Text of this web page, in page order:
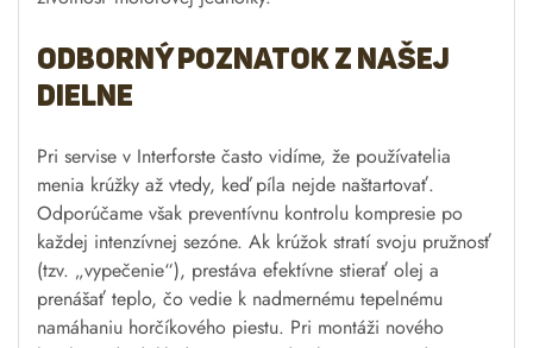
Odborný poznatok z našej
dielne
Pri servise v Interforste často vidíme, že používatelia
menia krúžky až vtedy, keď píla nejde naštartovať.
Odporúčame však preventívnu kontrolu kompresie po
každej intenzívnej sezóne. Ak krúžok stratí svoju pružnosť
(tzv. „vypečenie“), prestáva efektívne stierať olej a
prenášať teplo, čo vedie k nadmernému tepelnému
namáhaniu horčíkového piestu. Pri montáži nového